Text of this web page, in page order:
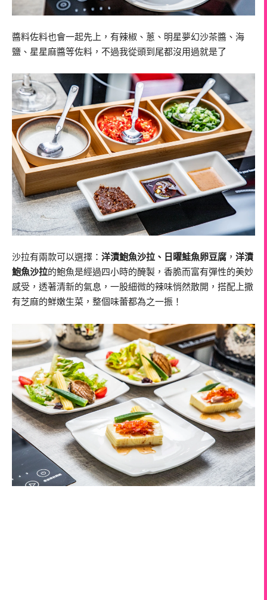
醬料佐料也會一起先上，有辣椒、蔥、明星夢幻沙茶醬、海
鹽、星星麻醬等佐料，不過我從頭到尾都沒用過就是了
沙拉有兩款可以選擇： 洋漬鮑魚沙拉、日曜鮭魚卵豆腐 ， 洋漬
鮑魚沙拉的鮑魚是經過四小時的醃製，香脆而富有彈性的美妙
感受，透著清新的氣息，一股細微的辣味悄然散開，搭配上撒
有芝麻的鮮嫩生菜，整個味蕾都為之一振！